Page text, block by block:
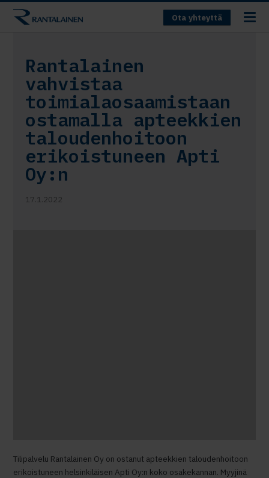
Ota yhteyttä
Rantalainen
vahvistaa
toimialaosaamistaan
ostamalla apteekkien
taloudenhoitoon
erikoistuneen Apti
Oy:n
17.1.2022
Tilipalvelu Rantalainen Oy on ostanut apteekkien taloudenhoitoon
erikoistuneen helsinkiläisen Apti Oy:n koko osakekannan. Myyjinä